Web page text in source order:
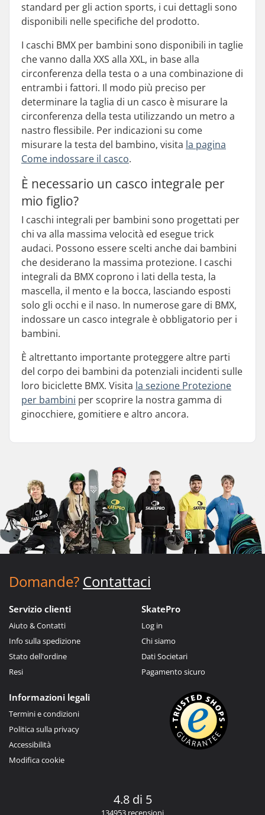
standard per gli action sports, i cui dettagli sono
disponibili nelle specifiche del prodotto.
I caschi BMX per bambini sono disponibili in taglie
che vanno dalla XXS alla XXL, in base alla
circonferenza della testa o a una combinazione di
entrambi i fattori. Il modo più preciso per
determinare la taglia di un casco è misurare la
circonferenza della testa utilizzando un metro a
nastro flessibile. Per indicazioni su come
misurare la testa del bambino, visita la pagina
Come indossare il casco.
È necessario un casco integrale per
mio figlio?
I caschi integrali per bambini sono progettati per
chi va alla massima velocità ed esegue trick
audaci. Possono essere scelti anche dai bambini
che desiderano la massima protezione. I caschi
integrali da BMX coprono i lati della testa, la
mascella, il mento e la bocca, lasciando esposti
solo gli occhi e il naso. In numerose gare di BMX,
indossare un casco integrale è obbligatorio per i
bambini.
È altrettanto importante proteggere altre parti
del corpo dei bambini da potenziali incidenti sulle
loro biciclette BMX. Visita la sezione Protezione
per bambini per scoprire la nostra gamma di
ginocchiere, gomitiere e altro ancora.
Domande? Contattaci
Servizio clienti
Aiuto & Contatti
Info sulla spedizione
Stato dell'ordine
Resi
SkatePro
Log in
Chi siamo
Dati Societari
Pagamento sicuro
Informazioni legali
Termini e condizioni
Politica sulla privacy
Accessibilità
Modifica cookie
4.8 di 5
134953 recensioni